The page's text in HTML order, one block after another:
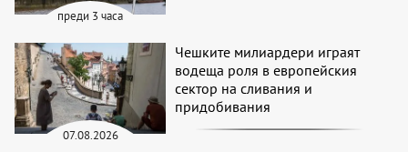
преди 3 часа
07.08.2026
Чешките милиардери играят
водеща роля в европейския
сектор на сливания и
придобивания